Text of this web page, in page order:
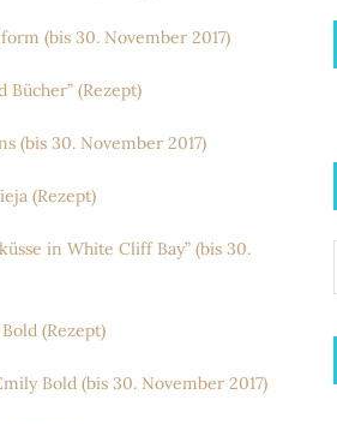
(bis 30. November 2017)
(Rezept)
(bis 30. November 2017)
(Rezept)
in White Cliff Bay” (bis 30.
(Rezept)
Bold (bis 30. November 2017)